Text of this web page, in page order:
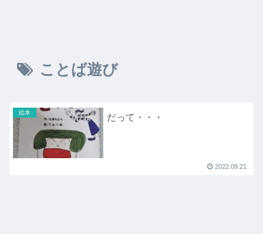
ことば遊び
絵本 だって・・・
2022.09.21